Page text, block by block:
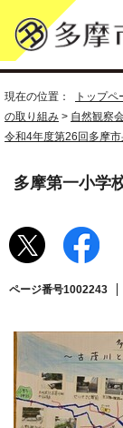
現在の位置： トップペ
の取り組み > 自然観察
令和4年度第26回多摩
多摩第一小学
ページ番号1002243